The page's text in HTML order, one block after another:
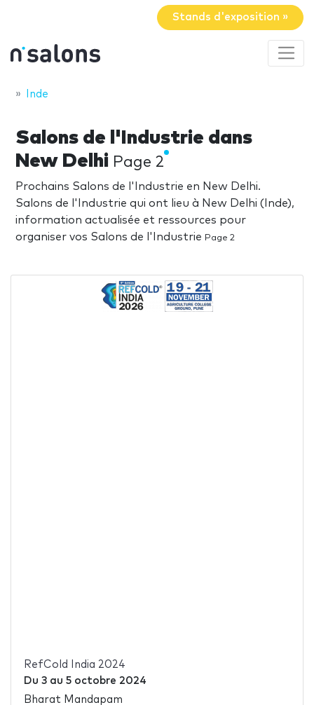
Stands d'exposition »
Inde
Salons de l'Industrie dans
New Delhi Page 2
Prochains Salons de l'Industrie en New Delhi.
Salons de l'Industrie qui ont lieu à New Delhi (Inde),
information actualisée et ressources pour
organiser vos Salons de l'Industrie Page 2
RefCold India 2024
Du 3au 5 octobre 2024
Bharat Mandapam